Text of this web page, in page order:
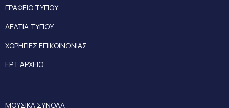
ΓΡΑΦΕΙΟ ΤΥΠΟΥ
ΔΕΛΤΙΑ ΤΥΠΟΥ
ΧΟΡΗΓΙΕΣ ΕΠΙΚΟΙΝΩΝΙΑΣ
ΕΡΤ ΑΡΧΕΙΟ
ΜΟΥΣΙΚΑ ΣΥΝΟΛΑ